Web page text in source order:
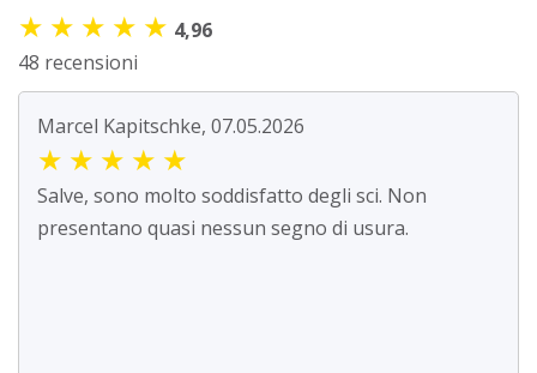
★ ★ ★ ★ ★ 4,96
48 recensioni
Marcel Kapitschke, 07.05.2026
★ ★ ★ ★ ★
Salve, sono molto soddisfatto degli sci. Non
presentano quasi nessun segno di usura.